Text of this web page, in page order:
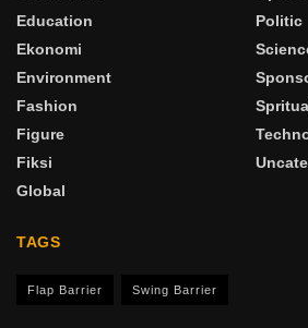
Education
Ekonomi
Environment
Fashion
Figure
Fiksi
Global
Politic
TAGS
Flap Barrier Swing Barrier